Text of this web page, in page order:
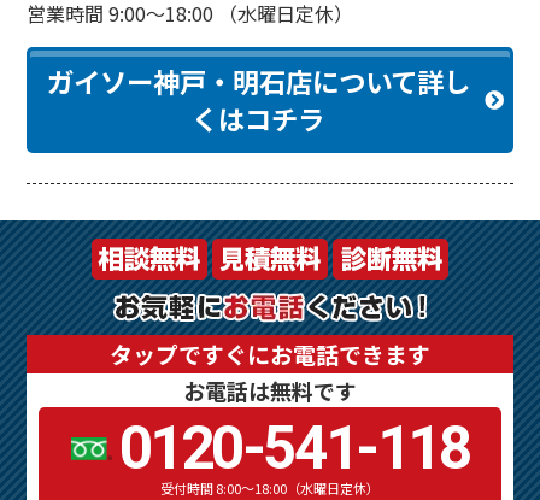
営業時間 9:00～18:00 （水曜日定休）
ガイソー神戸・明石店について詳し
くはコチラ
タップですぐにお電話できます
お電話は無料です
0120-541-118
受付時間 8:00～18:00（水曜日定休）